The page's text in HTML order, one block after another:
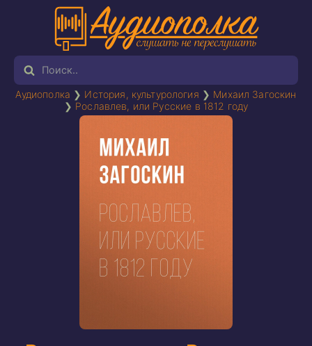
Аудиополка ❯ История, культурология ❯ Михаил Загоскин
❯ Рославлев, или Русские в 1812 году